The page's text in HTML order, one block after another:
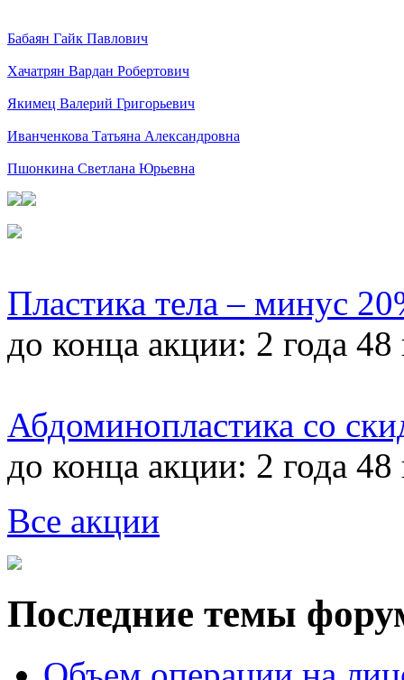
Бабаян Гайк Павлович
Хачатрян Вардан Робертович
Якимец Валерий Григорьевич
Иванченкова Татьяна Александровна
Пшонкина Светлана Юрьевна
Пластика тела – минус
до конца акции: 2 года 48
Абдоминопластика со
до конца акции: 2 года 48
Все акции
Последние темы